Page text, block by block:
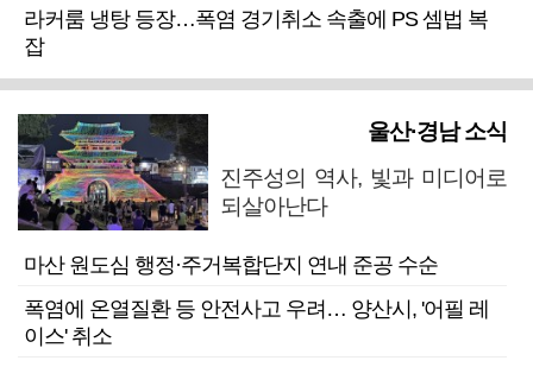
라커룸 냉탕 등장…폭염 경기취소 속출에 PS 셈법 복
잡
울산·경남 소식
진주성의 역사, 빛과 미디어로
되살아난다
마산 원도심 행정·주거복합단지 연내 준공 수순
폭염에 온열질환 등 안전사고 우려… 양산시, '어필 레
이스' 취소